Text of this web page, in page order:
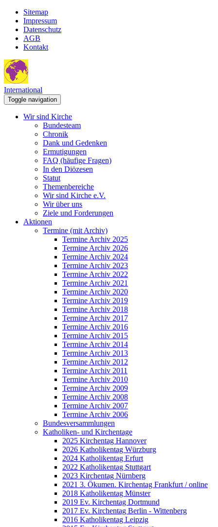
Sitemap
Impressum
Datenschutz
AGB
Kontakt
International
Toggle navigation
Wir sind Kirche
Bundesteam
Chronik
Dank und Gedenken
Ermutigungen
FAQ (häufige Fragen)
In den Diözesen
Statut
Themenbereiche
Wir sind Kirche e.V.
Wir über uns
Ziele und Forderungen
Aktionen
Termine (mit Archiv)
Termine Archiv 2025
Termine Archiv 2026
Termine Archiv 2024
Termine Archiv 2023
Termine Archiv 2022
Termine Archiv 2021
Termine Archiv 2020
Termine Archiv 2019
Termine Archiv 2018
Termine Archiv 2017
Termine Archiv 2016
Termine Archiv 2015
Termine Archiv 2014
Termine Archiv 2013
Termine Archiv 2012
Termine Archiv 2011
Termine Archiv 2010
Termine Archiv 2009
Termine Archiv 2008
Termine Archiv 2007
Termine Archiv 2006
Bundesversammlungen
Katholiken- und Kirchentage
2025 Kirchentag Hannover
2026 Katholikentag Würzburg
2024 Katholikentag Erfurt
2022 Katholikentag Stuttgart
2023 Kirchentag Nürnberg
2021 3. Ökumen. Kirchentag Frankfurt / online
2018 Katholikentag Münster
2019 Ev. Kirchentag Dortmund
2017 Ev. Kirchentag Berlin - Wittenberg
2016 Katholikentag Leipzig